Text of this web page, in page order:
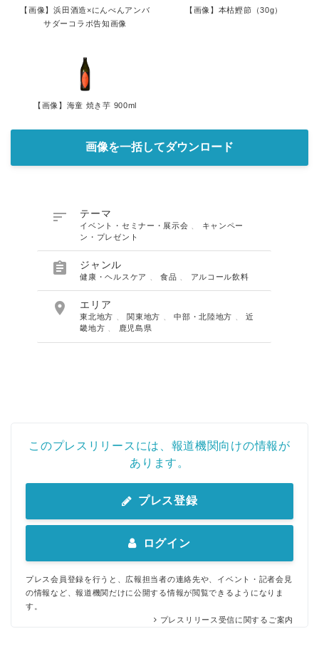
【画像】浜田酒造×にんべんアンバ
サダーコラボ告知画像
【画像】本枯鰹節（30g）
【画像】海童 焼き芋 900ml
画像を一括してダウンロード
 テーマ
イベント・セミナー・展示会
キャンペー
ン・プレゼント
 ジャンル
健康・ヘルスケア 、食品 アルコール飲料
 エリア
東北地方 、関東地方 、中部・北陸地方 、近
畿地方
鹿児島県
このプレスリリースには、報道機関向けの情報が
あります。
プレス登録
ログイン
プレス会員登録を行うと、広報担当者の連絡先や、イベント・記者会見
の情報など、報道機関だけに公開する情報が閲覧できるようになりま
す。
プレスリリース受信に関するご案内